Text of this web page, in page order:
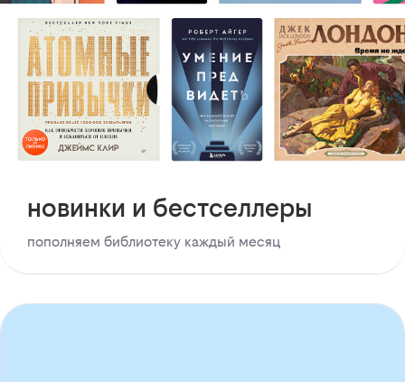
новинки и бестселлеры
пополняем библиотеку каждый месяц